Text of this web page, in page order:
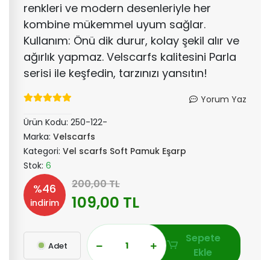
renkleri ve modern desenleriyle her
kombine mükemmel uyum sağlar.
Kullanım: Önü dik durur, kolay şekil alır ve
ağırlık yapmaz. Velscarfs kalitesini Parla
serisi ile keşfedin, tarzınızı yansıtın!
Yorum Yaz
Ürün Kodu: 250-122-
Marka: Velscarfs
Kategori: Vel scarfs Soft Pamuk Eşarp
Stok: 6
%46
indirim
200,00 TL
109,00 TL
Adet
Sepete
Ekle